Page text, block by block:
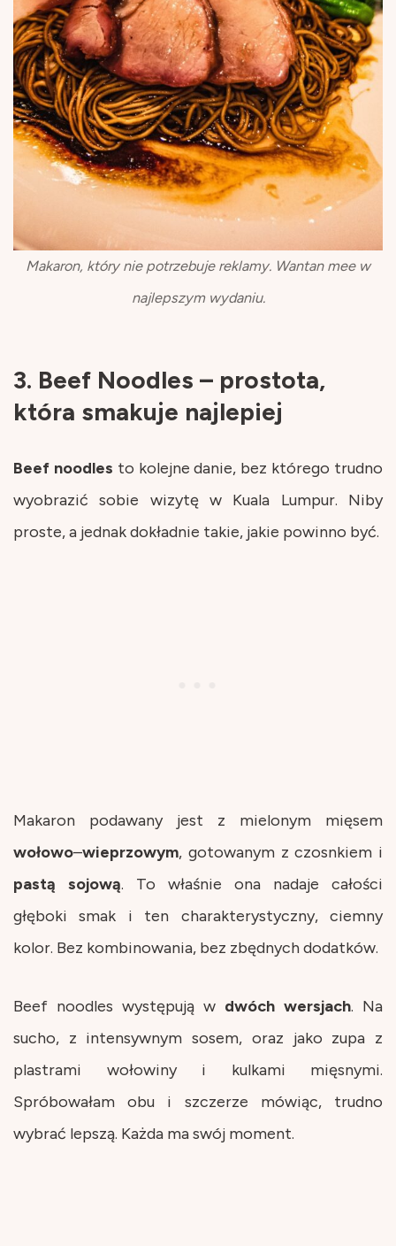
Makaron, który nie potrzebuje reklamy. Wantan mee w
najlepszym wydaniu.
3. Beef Noodles – prostota,
która smakuje najlepiej
Beef noodles to kolejne danie, bez którego trudno
wyobrazić sobie wizytę w Kuala Lumpur. Niby
proste, a jednak dokładnie takie, jakie powinno być.
Makaron podawany jest z mielonym mięsem
wołowo–wieprzowym, gotowanym z czosnkiem i
pastą
sojową. To właśnie ona nadaje całości
głęboki smak i ten charakterystyczny, ciemny
kolor. Bez kombinowania, bez zbędnych dodatków.
Beef noodles występują w dwóch wersjach. Na
sucho, z intensywnym sosem, oraz jako zupa z
plastrami wołowiny i kulkami mięsnymi.
Spróbowałam obu i szczerze mówiąc, trudno
wybrać lepszą. Każda ma swój moment.